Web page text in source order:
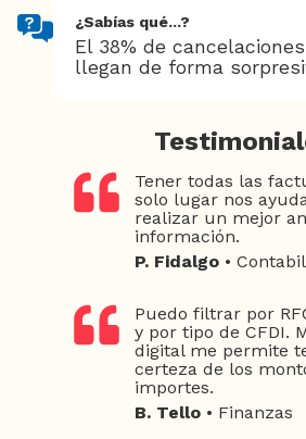
¿Sabías qué...?
El 38% de
llegan de forma
Tener todas las
solo lugar nos
realizar un mejor
información.
P. Fidalgo •
Puedo filtrar por
y por tipo de CFDI.
digital me permite
certeza de los
importes.
B. Tello • Finanzas